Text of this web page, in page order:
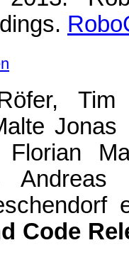
Jonas
Florian
Andreas
Code